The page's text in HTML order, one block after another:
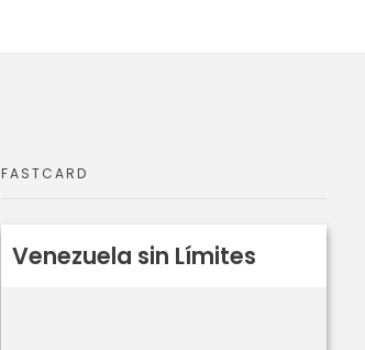
FASTCARD
Venezuela sin Límites